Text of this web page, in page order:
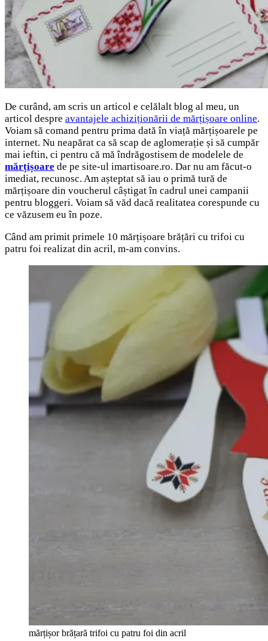
De curând, am scris un articol e celălalt blog al meu, un
articol despre avantajele achiziționării de mărțișoare online.
Voiam să comand pentru prima dată în viață mărțișoarele pe
internet. Nu neapărat ca să scap de aglomerație și să cumpăr
mai ieftin, ci pentru că mă îndrăgostisem de modelele de
mărțișoare de pe site-ul imartisoare.ro. Dar nu am făcut-o
imediat, recunosc. Am așteptat să iau o primă tură de
mărțișoare din voucherul câștigat în cadrul unei campanii
pentru bloggeri. Voiam să văd dacă realitatea corespunde cu
ce văzusem eu în poze.
Când am primit primele 10 mărțișoare brățări cu trifoi cu
patru foi realizat din acril, m-am convins.
mărțișor brățară trifoi cu patru foi din acril